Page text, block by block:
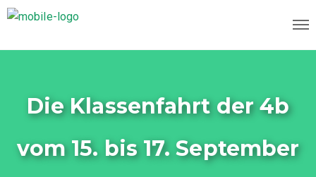
Die Klassenfahrt der 4b
vom 15. bis 17. September